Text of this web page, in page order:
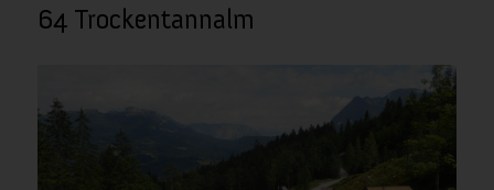
64 Trockentannalm